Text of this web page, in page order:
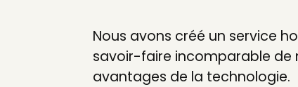
Nous avons créé un service
savoir-faire incomparable de
avantages de la technologie.